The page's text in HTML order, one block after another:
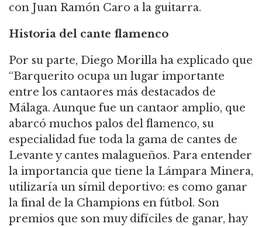
con Juan Ramón Caro a la guitarra.
Historia del cante flamenco
Por su parte, Diego Morilla ha explicado que
“Barquerito ocupa un lugar importante
entre los cantaores más destacados de
Málaga. Aunque fue un cantaor amplio, que
abarcó muchos palos del flamenco, su
especialidad fue toda la gama de cantes de
Levante y cantes malagueños. Para entender
la importancia que tiene la Lámpara Minera,
utilizaría un símil deportivo: es como ganar
la final de la Champions en fútbol. Son
premios que son muy difíciles de ganar, hay